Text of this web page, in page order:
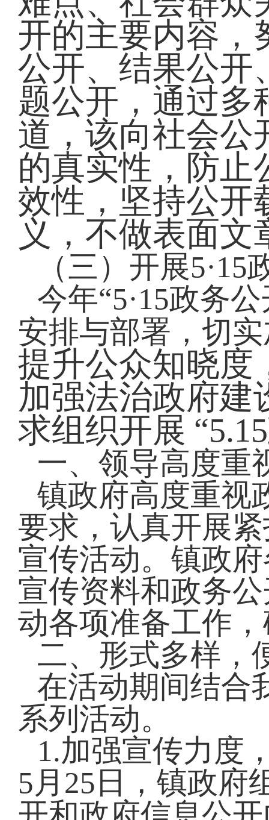
开的主要内容，
公开、结果公开
题公开，通过多
道，该向社会公
的真实性，防止
效性，坚持公开
义，不做表面
（三）开展5·15
今年“5·15政务
安排与部署，切
提升公众知晓度
加强法治政府建
求组织开展
一、领导高度重
镇政府高度重视
要求，认真开展
宣传活动。镇政
宣传资料和政务
动各项准备工作
二、形式多样，
在活动期间结合
系列活动。
1.加强宣传力度
5月25日，镇政府